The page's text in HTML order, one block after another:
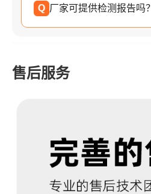
Q 厂家可提供检测报告吗？
售后服务